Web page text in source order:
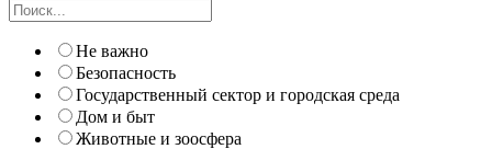
Не важно
Безопасность
Государственный сектор и городская среда
Дом и быт
Животные и зоосфера